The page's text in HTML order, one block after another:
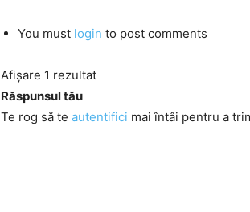
You must login to post comments
Afișare 1 rezultat
Răspunsul tău
Te rog să te autentifici mai întâi pentru a